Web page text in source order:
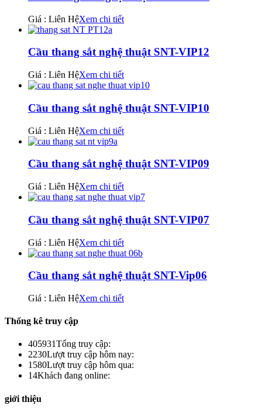
Giá : Liên HệXem chi tiết
Cầu thang sắt nghệ thuật SNT-VIP12
Giá : Liên HệXem chi tiết
Cầu thang sắt nghệ thuật SNT-VIP10
Giá : Liên HệXem chi tiết
Cầu thang sắt nghệ thuật SNT-VIP09
Giá : Liên HệXem chi tiết
Cầu thang sắt nghệ thuật SNT-VIP07
Giá : Liên HệXem chi tiết
Cầu thang sắt nghệ thuật SNT-Vip06
Giá : Liên HệXem chi tiết
Thống kê truy cập
405931Tổng truy cập:
2230Lượt truy cập hôm nay:
1580Lượt truy cập hôm qua:
14Khách đang online:
giới thiệu